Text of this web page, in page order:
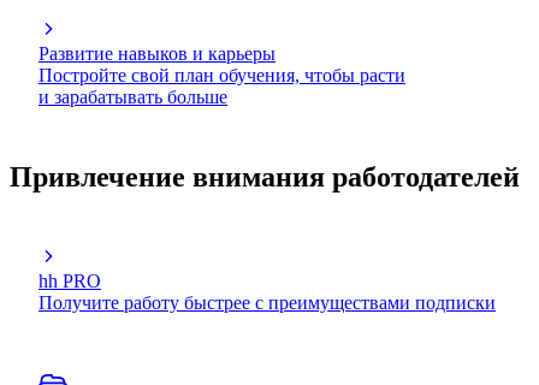
Развитие навыков и карьеры
Постройте свой план обучения, чтобы расти
и зарабатывать больше
Привлечение внимания работодателей
hh PRO
Получите работу быстрее с преимуществами подписки